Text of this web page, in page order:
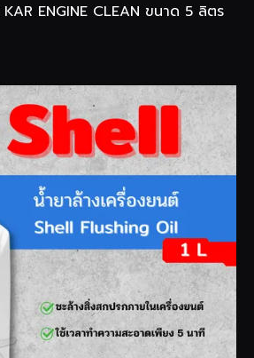
ENGINE CLEAN ขนาด 5 ลิตร